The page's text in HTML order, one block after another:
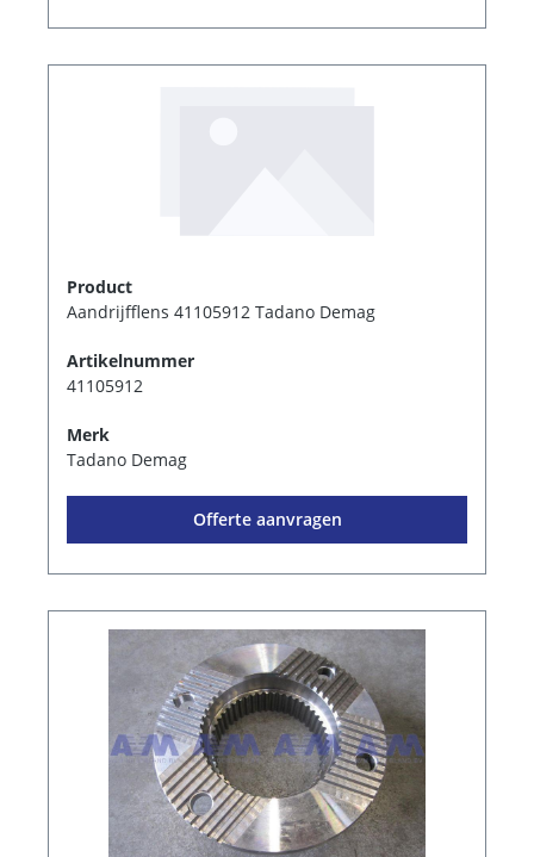
Product
Aandrijfflens 41105912 Tadano Demag
Artikelnummer
41105912
Merk
Tadano Demag
Offerte aanvragen